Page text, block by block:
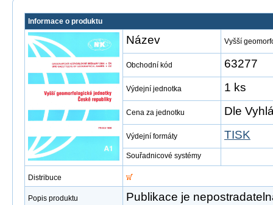
Informace o produktu
Název Vyšší
Obchodní kód 63277
Výdejní jednotka 1 ks
Cena za jednotku Dle
Výdejní formáty TISK
Souřadnicové systémy
Distribuce
Popis produktu
Publikace je